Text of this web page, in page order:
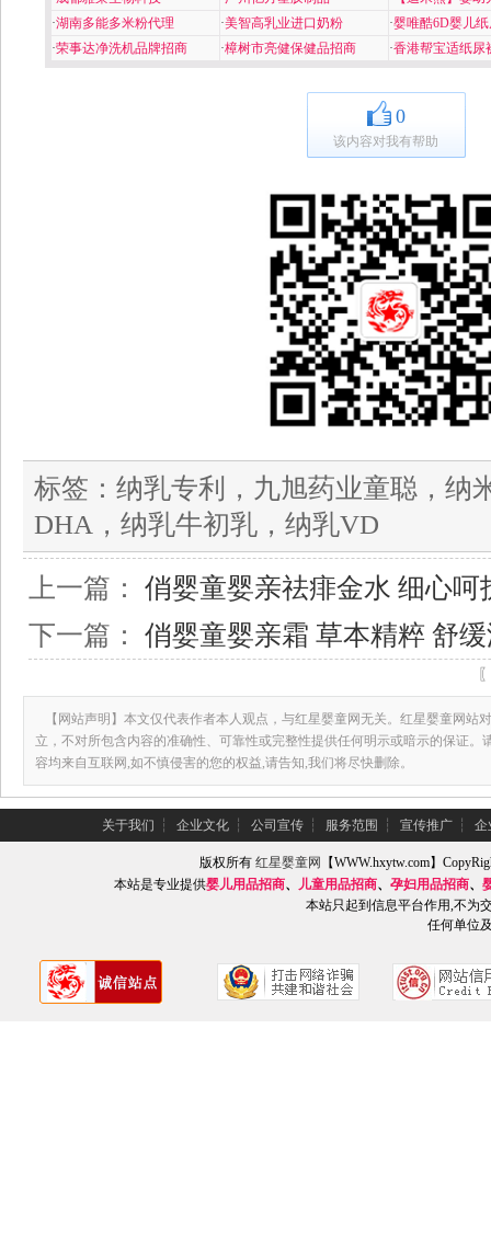
·湖南多能多米粉代理 ·美智高乳业进口奶粉 ·婴唯酷6D婴儿
·荣事达净洗机品牌招商 ·樟树市亮健保健品招商 ·香港帮宝适纸尿
0
该内容对我有帮助
标签： 纳乳专利，九旭药业童聪，纳
DHA，纳乳牛初乳，纳乳VD
上一篇： 俏婴童婴亲祛痱金水 细心呵
下一篇： 俏婴童婴亲霜 草本精粹 舒
【网站声明】本文仅代表作者本人观点，与红星婴童网无关。红星婴童网站
立，不对所包含内容的准确性、可靠性或完整性提供任何明示或暗示的保证。
容均来自互联网,如不慎侵害的您的权益,请告知,我们将尽快删除。
关于我们 ┆ 企业文化 ┆ 公司宣传 ┆ 服务范围 ┆ 宣传推广 ┆ 企
版权所有红星婴童网
【WWW.hxytw.com】
本站是专业提供婴儿用品招商、 儿童用品招商、 孕妇用品招商、
本站只起到信息平台作用,不为
任何单位